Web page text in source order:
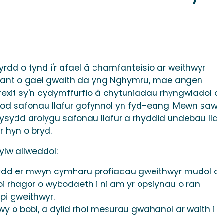
o fynd i'r afael â chamfanteisio ar weithwyr
o gael gwaith da yng Nghymru, mae angen
sy'n cydymffurfio â chytuniadau rhyngwladol
safonau llafur gofynnol yn fyd-eang. Mewn
arolygu safonau llafur a rhyddid undebau
hyn o bryd.
allweddol:
er mwyn cymharu profiadau gweithwyr mudol
rhagor o wybodaeth i ni am yr opsiynau o ran
gweithwyr.
o bobl, a dylid rhoi mesurau gwahanol ar waith i